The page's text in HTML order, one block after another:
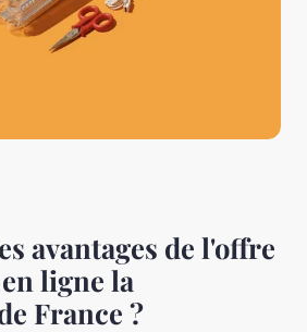
avantages de l'offre
ligne la
France ?